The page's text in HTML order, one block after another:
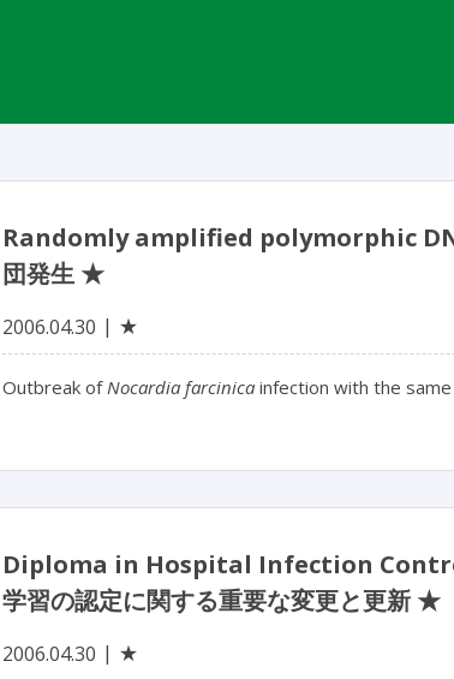
Randomly amplified polymorphic
団発生 ★
2006.04.30 ★
Outbreak ofNocardia farcinica infection with the
Diploma in Hospital Infection Control
学習の認定に関する重要な変更と更新 ★
2006.04.30 ★